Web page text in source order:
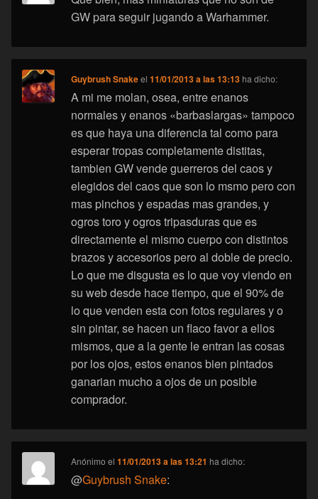
GW para seguir jugando a Warhammer.
Guybrush Snakeel11/01/2013 a las 13:13 ha dicho:
A mi me molan, osea, entre enanos
normales y enanos «barbaslargas» tampoco
es que haya una diferencia tal como para
esperar tropas completamente distitas,
tambien GW vende guerreros del caos y
elegidos del caos que son lo msmo pero con
mas pinchos y espadas mas grandes, y
ogros toro y ogros tripasduras que es
directamente el mismo cuerpo con distintos
brazos y accesorios pero al doble de precio.
Lo que me disgusta es lo que voy viendo en
su web desde hace tiempo, que el 90% de
lo que venden esta con fotos regulares y o
sin pintar, se hacen un flaco favor a ellos
mismos, que a la gente le entran las cosas
por los ojos, estos enanos bien pintados
ganarian mucho a ojos de un posible
comprador.
Anónimo el11/01/2013 a las 13:21 ha dicho:
@Guybrush Snake: